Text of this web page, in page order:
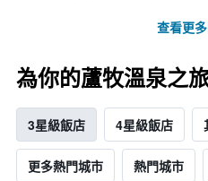
查看更
為你的蘆牧溫泉之
3星級飯店 4星級飯店
更多熱門城市 熱門城市